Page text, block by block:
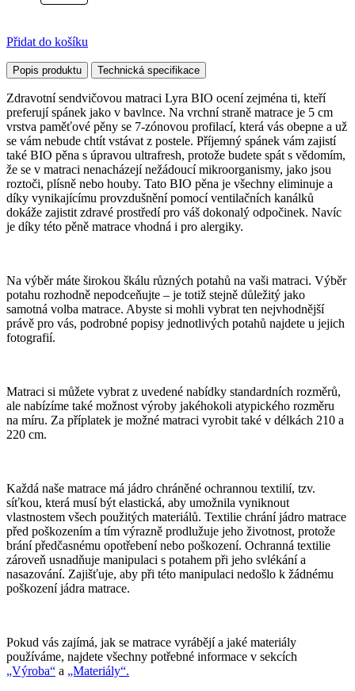
Přidat do košíku
Popis produktu Technická specifikace
Zdravotní sendvičovou matraci Lyra BIO ocení zejména ti, kteří
preferují spánek jako v bavlnce. Na vrchní straně matrace je 5 cm
vrstva paměťové pěny se 7-zónovou profilací, která vás obepne a už
se vám nebude chtít vstávat z postele. Příjemný spánek vám zajistí
také BIO pěna s úpravou ultrafresh, protože budete spát s vědomím,
že se v matraci nenacházejí nežádoucí mikroorganismy, jako jsou
roztoči, plísně nebo houby. Tato BIO pěna je všechny eliminuje a
díky vynikajícímu provzdušnění pomocí ventilačních kanálků
dokáže zajistit zdravé prostředí pro váš dokonalý odpočinek. Navíc
je díky této pěně matrace vhodná i pro alergiky.
Na výběr máte širokou škálu různých potahů na vaši matraci. Výběr
potahu rozhodně nepodceňujte – je totiž stejně důležitý jako
samotná volba matrace. Abyste si mohli vybrat ten nejvhodnější
právě pro vás, podrobné popisy jednotlivých potahů najdete u jejich
fotografií.
Matraci si můžete vybrat z uvedené nabídky standardních rozměrů,
ale nabízíme také možnost výroby jakéhokoli atypického rozměru
na míru. Za příplatek je možné matraci vyrobit také v délkách 210 a
220 cm.
Každá naše matrace má jádro chráněné ochrannou textilií, tzv.
síťkou, která musí být elastická, aby umožnila vyniknout
vlastnostem všech použitých materiálů. Textilie chrání jádro matrace
před poškozením a tím výrazně prodlužuje jeho životnost, protože
brání předčasnému opotřebení nebo poškození. Ochranná textilie
zároveň usnadňuje manipulaci s potahem při jeho svlékání a
nasazování. Zajišťuje, aby při této manipulaci nedošlo k žádnému
poškození jádra matrace.
Pokud vás zajímá, jak se matrace vyrábějí a jaké materiály
používáme, najdete všechny potřebné informace v sekcích
„Výroba“ a „Materiály“.